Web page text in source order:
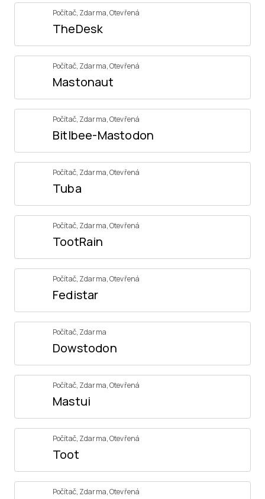
Počítač, Zdarma,Otevřená
TheDesk
Počítač, Zdarma,Otevřená
Mastonaut
Počítač, Zdarma,Otevřená
Bitlbee-Mastodon
Počítač, Zdarma,Otevřená
Tuba
Počítač, Zdarma,Otevřená
TootRain
Počítač, Zdarma,Otevřená
Fedistar
Počítač, Zdarma
Dowstodon
Počítač, Zdarma,Otevřená
Mastui
Počítač, Zdarma,Otevřená
Toot
Počítač, Zdarma,Otevřená